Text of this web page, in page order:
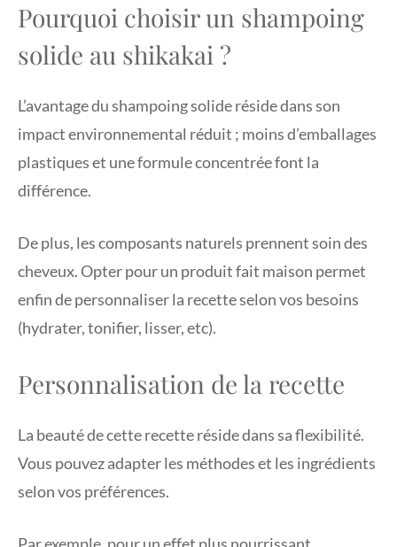
Pourquoi choisir un shampoing
solide au shikakai ?
L’avantage du shampoing solide réside dans son
impact environnemental réduit ; moins d’emballages
plastiques et une formule concentrée font la
différence.
De plus, les composants naturels prennent soin des
cheveux. Opter pour un produit fait maison permet
enfin de personnaliser la recette selon vos besoins
(hydrater, tonifier, lisser, etc).
Personnalisation de la recette
La beauté de cette recette réside dans sa flexibilité.
Vous pouvez adapter les méthodes et les ingrédients
selon vos préférences.